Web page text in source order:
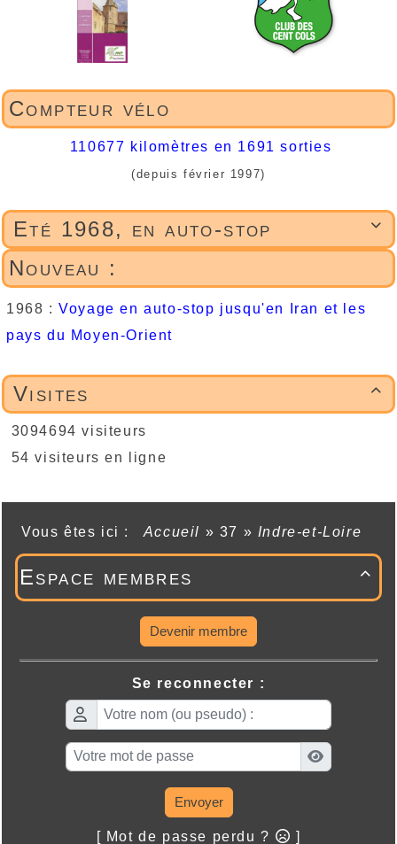
Compteur vélo
110677 kilomètres en 1691 sorties
(depuis février 1997)

Eté 1968, en auto-stop
Nouveau :
1968 :Voyage en auto-stop jusqu'en Iran et les
pays du Moyen-Orient

Visites
3094694 visiteurs
54 visiteurs en ligne
Vous êtes ici : Accueil » 37 » Indre-et-Loire

Espace membres
Devenir membre
Se reconnecter :
Envoyer
[ Mot de passe perdu ? ]